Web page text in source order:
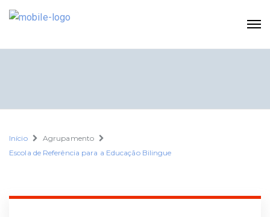
Início
Agrupamento
Escola de Referência para a Educação Bilingue